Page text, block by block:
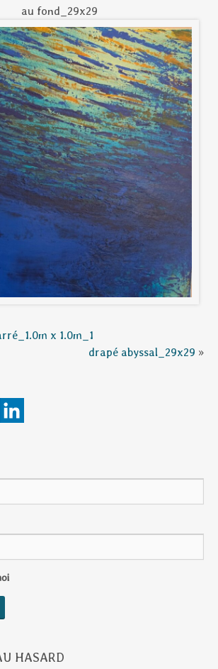
au fond_29x29
x 1.0m_1
drapé abyssal_29x29 »
HASARD